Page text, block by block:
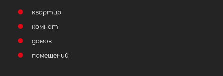
2-комнатная квартира площадью
ЛО, Всеволожский р-н, Всеволожск
квартир
комнат
домов
помещений